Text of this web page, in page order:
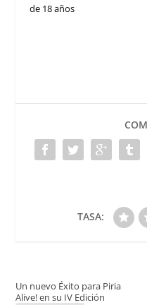
de 18 años
TASA:
Un nuevo Éxito para Piria
Alive! en su IV Edición